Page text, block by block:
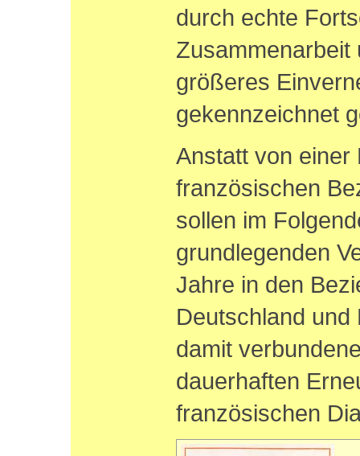
durch echte
Zusammenarbeit
größeres
gekennzeichnet
Anstatt von einer
französischen
sollen im
grundlegenden
Jahre in den
Deutschland
damit
dauerhaften
französischen